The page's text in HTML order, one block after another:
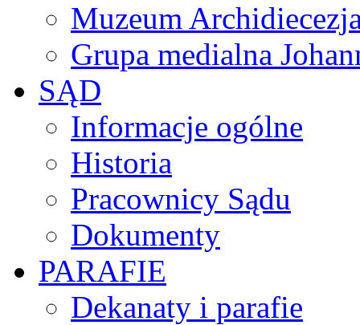
Muzeum
Grupa medialna
SĄD
Informacje ogólne
Historia
Pracownicy Sądu
Dokumenty
PARAFIE
Dekanaty i parafie